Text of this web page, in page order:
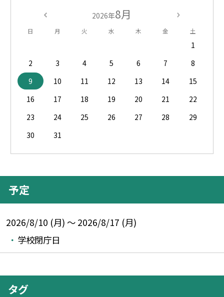
2026年8月
日 月 火 水 木 金 土
1
2
3 4 5 6 7
8
9
10 11 12 13 14
15
16
17 18 19 20 21
22
23
24 25 26 27 28
29
30
31
予定
2026/8/10 (月) ～ 2026/8/17 (月)
学校閉庁日
タグ